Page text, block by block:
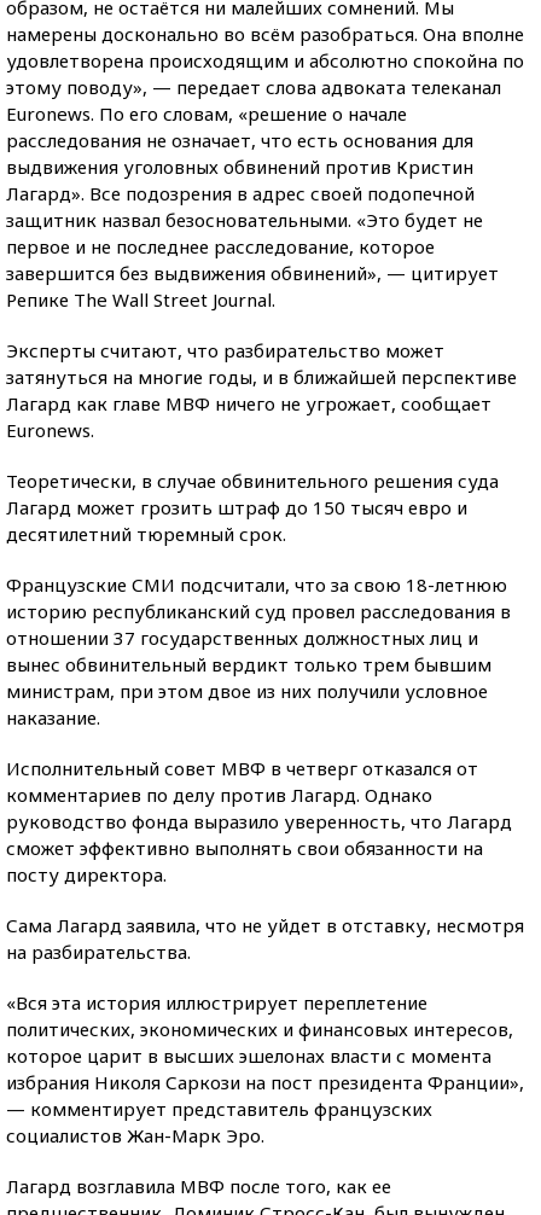
образом, не остаётся ни малейших сомнений. Мы
намерены досконально во всём разобраться. Она вполне
удовлетворена происходящим и абсолютно спокойна по
этому поводу», — передает слова адвоката телеканал
Euronews. По его словам, «решение о начале
расследования не означает, что есть основания для
выдвижения уголовных обвинений против Кристин
Лагард». Все подозрения в адрес своей подопечной
защитник назвал безосновательными. «Это будет не
первое и не последнее расследование, которое
завершится без выдвижения обвинений», — цитирует
Репике The Wall Street Journal.
Эксперты считают, что разбирательство может
затянуться на многие годы, и в ближайшей перспективе
Лагард как главе МВФ ничего не угрожает, сообщает
Euronews.
Теоретически, в случае обвинительного решения суда
Лагард может грозить штраф до 150 тысяч евро и
десятилетний тюремный срок.
Французские СМИ подсчитали, что за свою 18-летнюю
историю республиканский суд провел расследования в
отношении 37 государственных должностных лиц и
вынес обвинительный вердикт только трем бывшим
министрам, при этом двое из них получили условное
наказание.
Исполнительный совет МВФ в четверг отказался от
комментариев по делу против Лагард. Однако
руководство фонда выразило уверенность, что Лагард
сможет эффективно выполнять свои обязанности на
посту директора.
Сама Лагард заявила, что не уйдет в отставку, несмотря
на разбирательства.
«Вся эта история иллюстрирует переплетение
политических, экономических и финансовых интересов,
которое царит в высших эшелонах власти с момента
избрания Николя Саркози на пост президента Франции»,
— комментирует представитель французских
социалистов Жан-Марк Эро.
Лагард возглавила МВФ после того, как ее